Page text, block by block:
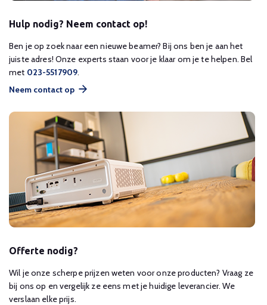
Hulp nodig? Neem contact op!
Ben je op zoek naar een nieuwe beamer? Bij ons ben je aan het
juiste adres! Onze experts staan voor je klaar om je te helpen. Bel
met 023-5517909.
Neem contact op
Offerte nodig?
Wil je onze scherpe prijzen weten voor onze producten? Vraag ze
bij ons op en vergelijk ze eens met je huidige leverancier. We
verslaan elke prijs.